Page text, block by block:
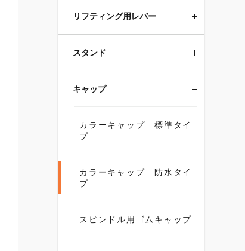
リフティング用レバー
スタンド
キャップ
カラーキャップ 標準タイ
プ
カラーキャップ 防水タイ
プ
スピンドル用ゴムキャップ